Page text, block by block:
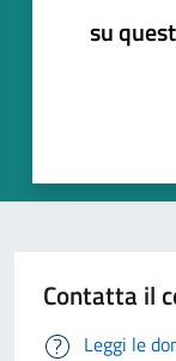
su
Contatta il
Leggi le